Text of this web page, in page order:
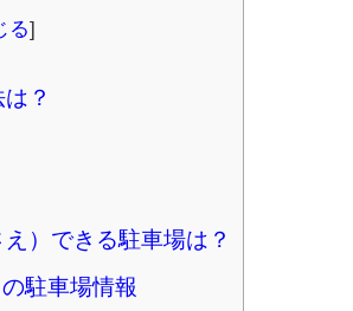
る]
？
）できる駐車場は？
駐車場情報